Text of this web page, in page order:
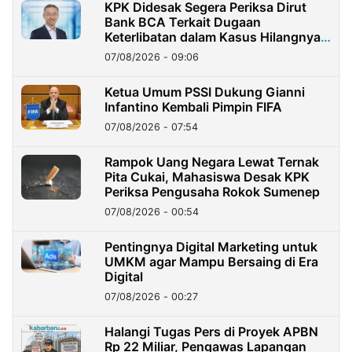
KPK Didesak Segera Periksa Dirut
Bank BCA Terkait Dugaan
Keterlibatan dalam Kasus Hilangnya
Dana Nasabah Rp2,58 Miliar
07/08/2026 - 09:06
Ketua Umum PSSI Dukung Gianni
Infantino Kembali Pimpin FIFA
07/08/2026 - 07:54
Rampok Uang Negara Lewat Ternak
Pita Cukai, Mahasiswa Desak KPK
Periksa Pengusaha Rokok Sumenep
07/08/2026 - 00:54
Pentingnya Digital Marketing untuk
UMKM agar Mampu Bersaing di Era
Digital
07/08/2026 - 00:27
Halangi Tugas Pers di Proyek APBN
Rp 22 Miliar, Pengawas Lapangan